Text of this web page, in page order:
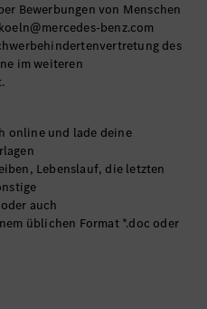
Bewerbungen von Menschen
benz.com
des
im weiteren
online und lade deine
Lebenslauf, die letzten
auch
üblichen Format *.doc oder